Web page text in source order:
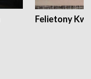
Felietony